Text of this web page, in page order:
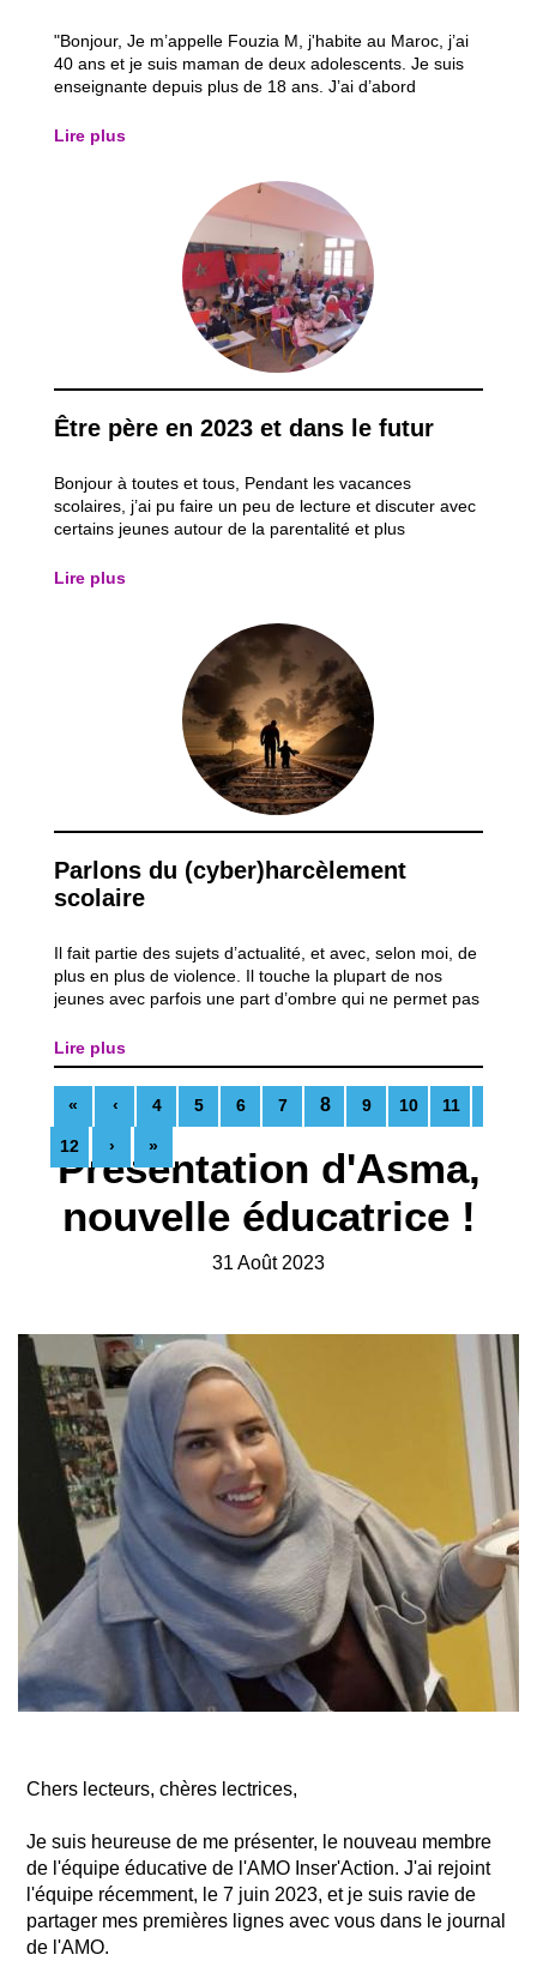
Présentation d'Asma,
nouvelle éducatrice !
31 Août 2023
Chers lecteurs, chères lectrices,
Je suis heureuse de me présenter, le nouveau membre
de l'équipe éducative de l'AMO Inser'Action. J'ai rejoint
l'équipe récemment, le 7 juin 2023, et je suis ravie de
partager mes premières lignes avec vous dans le journal
de l'AMO.
"Bonjour, Je m’appelle Fouzia M, j'habite au Maroc, j’ai
40 ans et je suis maman de deux adolescents. Je suis
enseignante depuis plus de 18 ans. J’ai d’abord
Nador. Les conditions y sont assez difficiles. Beaucoup
Lire plus
Être père en 2023 et dans le futur
Bonjour à toutes et tous, Pendant les vacances
scolaires, j’ai pu faire un peu de lecture et discuter avec
certains jeunes autour de la parentalité et plus
évolutions et de ses actualités. Nous avons également
Lire plus
Parlons du (cyber)harcèlement
scolaire
Il fait partie des sujets d’actualité, et avec, selon moi, de
plus en plus de violence. Il touche la plupart de nos
jeunes avec parfois une part d’ombre qui ne permet pas
scolaire. Bien que les générations passent et ne se
ressemblent pas, ce sujet...
Lire plus
« ‹ 4 5 6 7 8 9 10 11
12 › »